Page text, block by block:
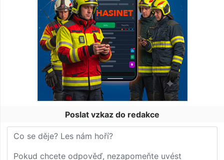
Poslat vzkaz do redakce